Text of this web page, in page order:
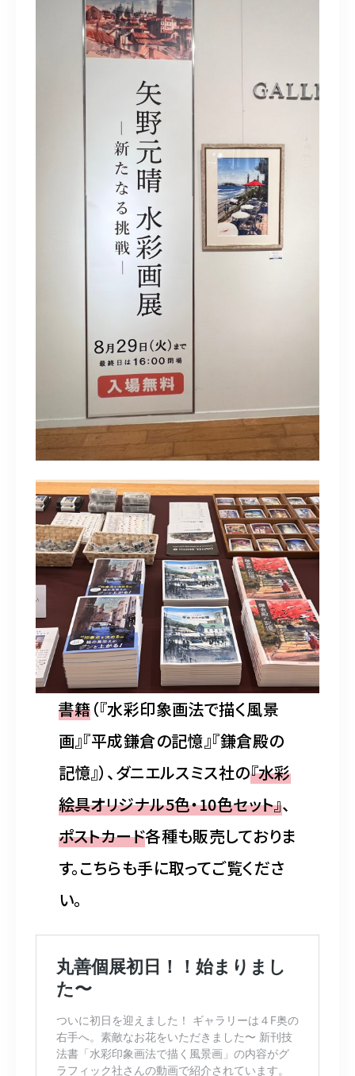
書籍（『水彩印象画法で描く風景
画』『平成鎌倉の記憶』『鎌倉殿の
記憶』）、ダニエルスミス社の『水彩
絵具オリジナル5色・10色セット』、
ポストカード各種も販売しておりま
す。こちらも手に取ってご覧くださ
い。